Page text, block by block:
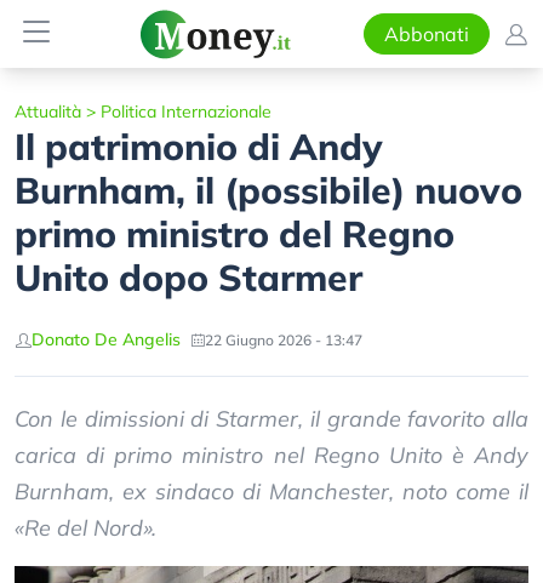
Abbonati
Attualità > Politica Internazionale
Il patrimonio di Andy
Burnham, il (possibile) nuovo
primo ministro del Regno
Unito dopo Starmer
Donato De Angelis 22 Giugno 2026 - 13:47
Con le dimissioni di Starmer, il grande favorito alla
carica di primo ministro nel Regno Unito è Andy
Burnham, ex sindaco di Manchester, noto come il
«Re del Nord».